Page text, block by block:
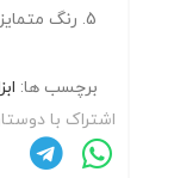
رنگ
برچسب ها:
اشتراک با